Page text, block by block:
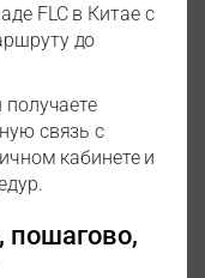
FLC в Китае с
до
связь с
кабинете и
пошагово,